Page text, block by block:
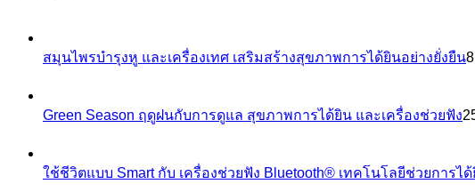
สมุนไพรบำรุงหู และเครื่องเทศ เสริมสร้างสุขภาพการได้ยินอย่างยั่งยืน
Green Season ฤดูฝนกับการดูแล สุขภาพการได้ยิน และเครื่องช่วยฟัง
ใช้ชีวิตแบบ Smart กับ เครื่องช่วยฟัง Bluetooth® เทคโนโลยีช่วยการไ